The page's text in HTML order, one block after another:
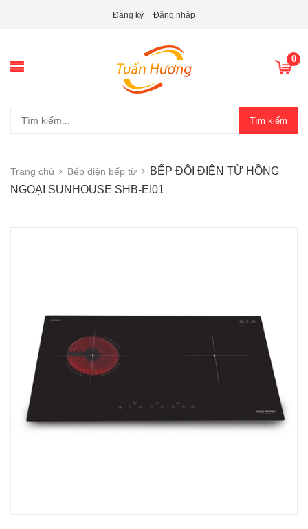
Đăng ký Đăng nhập
0
Tìm kiếm
Trang chủ Bếp điện bếp từ
BẾP ĐÔI ĐIỆN TỪ HỒNG
NGOẠI SUNHOUSE SHB-EI01